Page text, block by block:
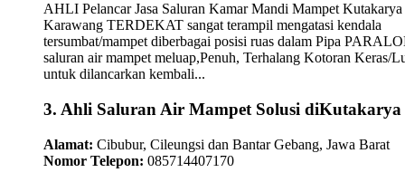
AHLI Pelancar Jasa Saluran Kamar Mandi Mampet Kutakarya
Karawang TERDEKAT sangat terampil mengatasi kendala
tersumbat/mampet diberbagai posisi ruas dalam Pipa
saluran air mampet meluap,Penuh, Terhalang Kotoran Keras/
untuk dilancarkan kembali...
3. Ahli Saluran Air Mampet Solusi diKutakarya
Alamat: Cibubur, Cileungsi dan Bantar Gebang, Jawa Barat
Nomor Telepon: 085714407170